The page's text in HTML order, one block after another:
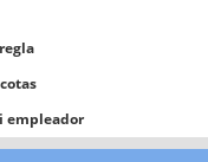
empleador